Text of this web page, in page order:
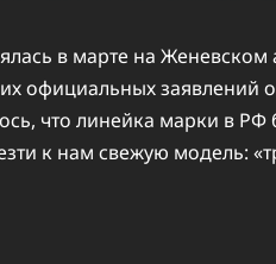
в марте на Женевском
официальных заявлений
что линейка марки в РФ
к нам свежую модель: